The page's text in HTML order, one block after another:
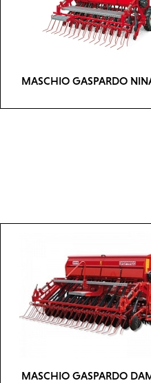
MASCHIO GASPARDO
MASCHIO GASPARDO